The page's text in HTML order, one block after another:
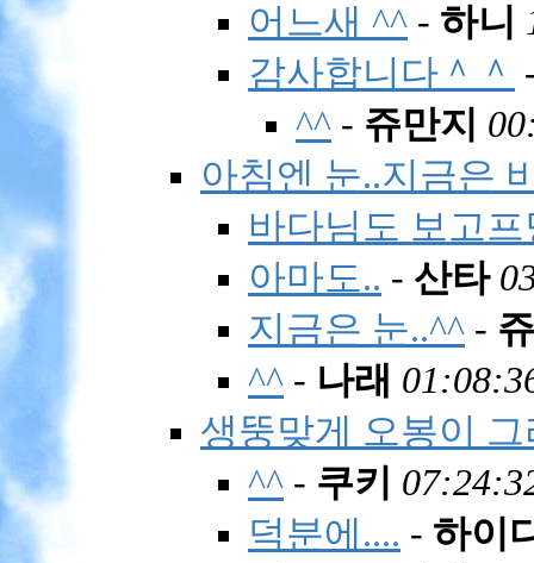
어느새 ^^ - 하니
감사합니다＾＾
^^ - 쥬만지
아침엔 눈..지금은
바다님도 보고
아마도.. - 산타
지금은 눈..^^ -
^^ - 나래
생뚱맞게 오봉이
^^ - 쿠키
덕분에.... - 하이